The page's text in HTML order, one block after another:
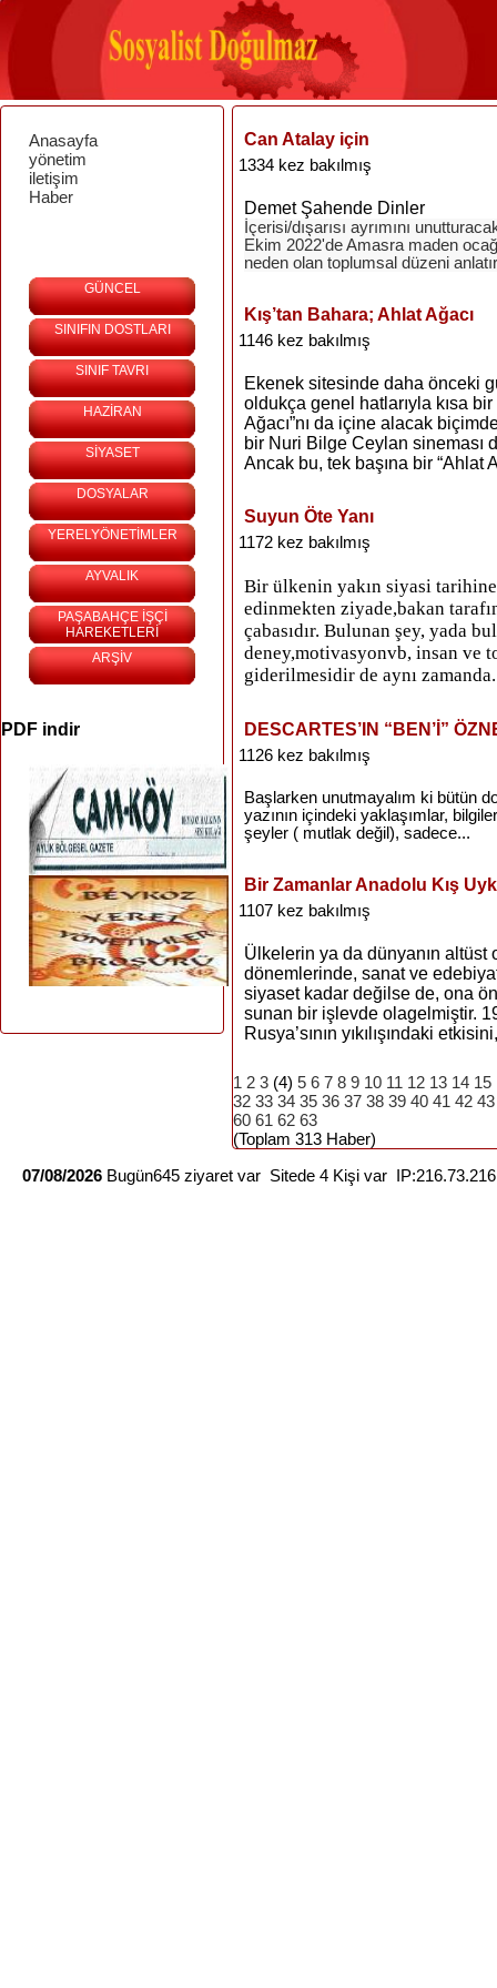
Anasayfa
yönetim
iletişim
Haber
GÜNCEL
SINIFIN DOSTLARI
SINIF TAVRI
HAZİRAN
SİYASET
DOSYALAR
YERELYÖNETİMLER
AYVALIK
PAŞABAHÇE İŞÇİ
HAREKETLERİ
ARŞİV
PDF indir
Can Atalay için
1334 kez bakılmış
Demet Şahende Dinler
İçerisi/dışarısı ayrımını
Ekim 2022'de Amasra maden
neden olan toplumsal düzeni
Kış’tan Bahara; Ahlat Ağacı
1146 kez bakılmış
Ekenek sitesinde daha önceki
oldukça genel hatlarıyla kısa
Ağacı”nı da içine alacak
bir Nuri Bilge Ceylan sineması
Ancak bu, tek başına bir “Ahlat
Suyun Öte Yanı
1172 kez bakılmış
Bir ülkenin yakın siyasi
edinmekten ziyade,bakan
çabasıdır. Bulunan şey, yada
deney,motivasyonvb, insan ve
giderilmesidir de aynı
DESCARTES’IN “BEN’İ”
1126 kez bakılmış
Başlarken unutmayalım ki bütün
yazının içindeki yaklaşımlar,
şeyler ( mutlak değil), sadece...
Bir Zamanlar Anadolu Kış
1107 kez bakılmış
Ülkelerin ya da dünyanın altüst
dönemlerinde, sanat ve
siyaset kadar değilse de, ona
sunan bir işlevde olagelmiştir.
Rusya’sının yıkılışındaki
1 2 3 (4) 5 6 7 8 9 10 11 12 13 14 15
32 33 34 35 36 37 38 39 40 41 42 43
60 61 62 63
(Toplam 313 Haber)
07/08/2026 Bugün645 ziyaret var Sitede 4 Kişi var